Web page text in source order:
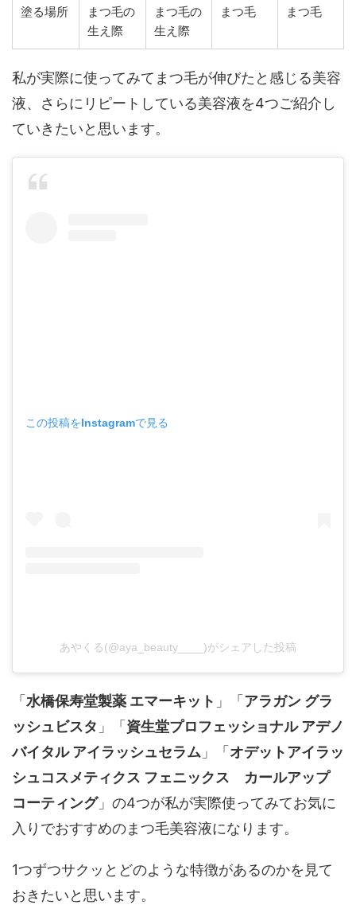
塗る場所
まつ毛の
生え際
まつ毛の
生え際
まつ毛 まつ毛
私が実際に使ってみてまつ毛が伸びたと感じる美容
液、さらにリピートしている美容液を4つご紹介し
ていきたいと思います。
この投稿をInstagramで見る
あやくる(@aya_beauty____)がシェアした投稿
「 水橋保寿堂製薬 エマーキット 」「 アラガン グラ
ッシュビスタ 」「 資生堂プロフェッショナルアデノ
バイタル アイラッシュセラム 」「 オデットアイラッ
シュコスメティクス フェニックス カールアップ
コーティング」の4つが私が実際使ってみてお気に
入りでおすすめのまつ毛美容液になります。
1つずつサクッとどのような特徴があるのかを見て
おきたいと思います。